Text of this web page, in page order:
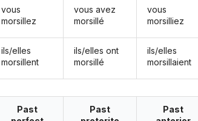
vous
morsillez
ils/elles
morsillent
vous avez
morsillé
ils/elles ont
morsillé
vous
morsilliez
ils/elles
morsillaient
Past
Past
Past